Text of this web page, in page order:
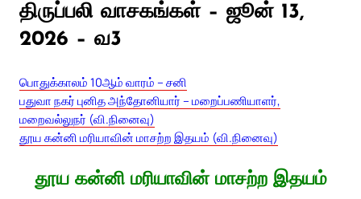
திருப்பலி வாசகங்கள் – ஜூன் 13,
2026 – வ3
பொதுக்காலம் 10ஆம் வாரம் – சனி
பதுவா நகர் புனித அந்தோனியார் – மறைப்பணியாளர்,
மறைவல்லுநர் (வி.நினைவு)
தூய கன்னி மரியாவின் மாசற்ற இதயம் (வி.நினைவு)
தூய கன்னி மரியாவின் மாசற்ற இதயம்